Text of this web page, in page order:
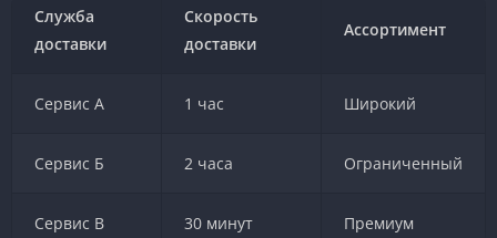
Служба
доставки
Скорость
доставки
Ассортимент
Сервис А 1 час Широкий
Сервис Б 2 часа Ограниченный
Сервис В 30 минут Премиум